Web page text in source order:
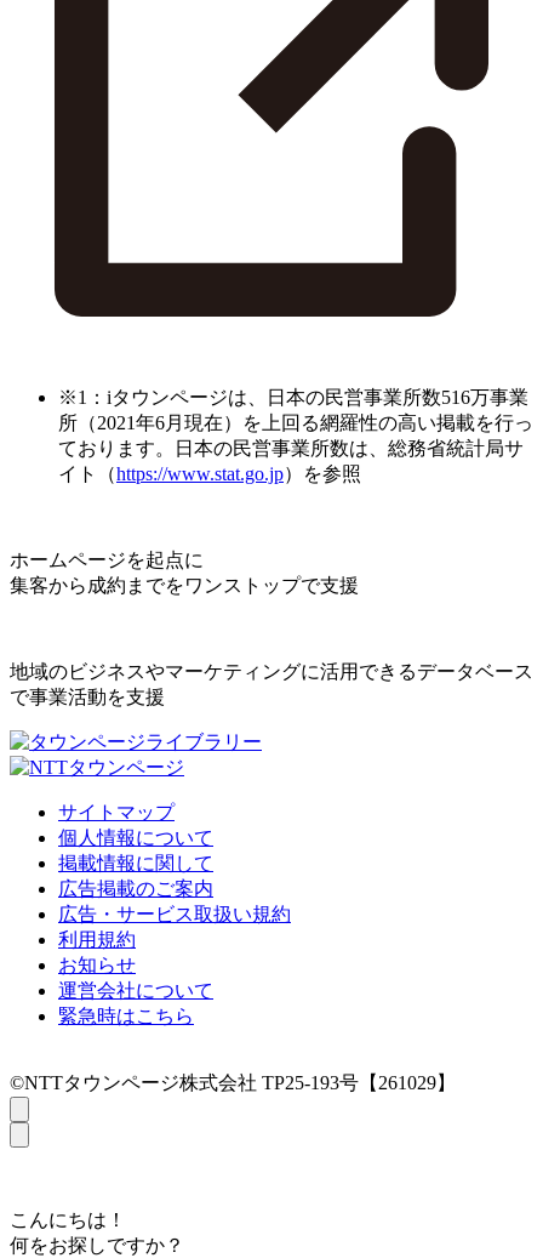
※1：iタウンページは、日本の民営事業所数516万事業
所（2021年6月現在）を上回る網羅性の高い掲載を行っ
ております。日本の民営事業所数は、総務省統計局サ
イト（https://www.stat.go.jp）を参照
ホームページを起点に
集客から成約までをワンストップで支援
地域のビジネスやマーケティングに活用できるデータベース
で事業活動を支援
サイトマップ
個人情報について
掲載情報に関して
広告掲載のご案内
広告・サービス取扱い規約
利用規約
お知らせ
運営会社について
緊急時はこちら
©NTTタウンページ株式会社 TP25-193号【261029】
こんにちは！
何をお探しですか？